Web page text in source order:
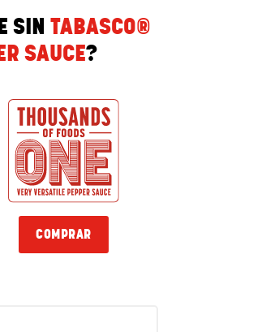
SIN TABASCO®
SAUCE?
COMPRAR